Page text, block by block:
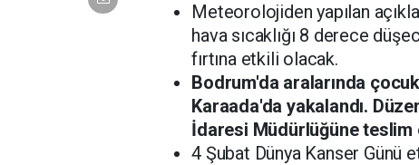
Meteorolojiden yapılan
hava sıcaklığı 8 derece
fırtına etkili olacak.
Bodrum'da aralarında
Karaada'da yakalandı.
İdaresi Müdürlüğüne teslim
4 Şubat Dünya Kanser Günü